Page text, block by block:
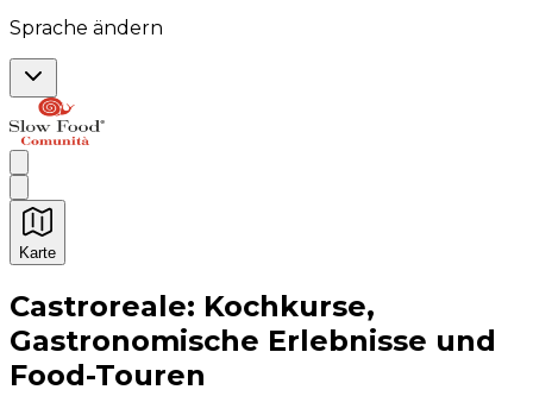
Sprache ändern
Karte
Unvergessliche kulinarische Erlebnisse:
Castroreale: Kochkurse,
Gastronomische Erlebnisse und
Food-Touren